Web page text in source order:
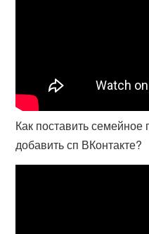
Как поставить
добавить сп ВКонтакте?